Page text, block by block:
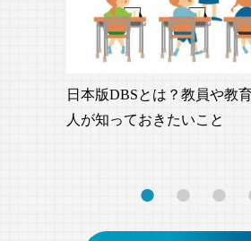
日本版DBSとは？教員や教
人が知っておきたいこと